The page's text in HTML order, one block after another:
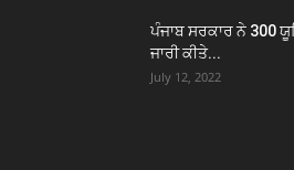
ਪੰਜਾਬ ਸਰਕਾਰ ਨੇ 300
ਜਾਰੀ ਕੀਤੇ...
July 12, 2022